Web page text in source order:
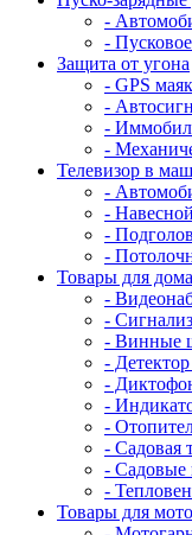
-
-
Защита от угона
- GPS
-
-
-
Телевизор в
-
-
-
-
Товары для
-
-
- Винные
-
-
-
-
- Садовая
- Садовые
-
Товары для